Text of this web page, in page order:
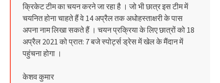
क्रिकेट टीम का चयन करने जा रहा है । जो भी छात्र इस टीम में
चयनित होना चाहते हैं वे 14 अप्रैल तक अधोहस्ताक्षरी के पास
अपना नाम लिखा सकते हैं । चयन प्रक्रिया के लिए छात्रों को 18
अप्रैल 2021 को प्रात: 7 बजे स्पोर्ट्स ड्रेस में खेल के मैंदान में
पहुंचना होगा ।
केशव कुमार